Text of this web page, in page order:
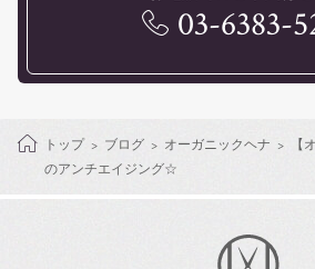
03-6383-
トップ ブログ オーガニックヘナ
【
のアンチエイジング☆